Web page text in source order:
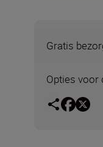
Gratis
Opties voor